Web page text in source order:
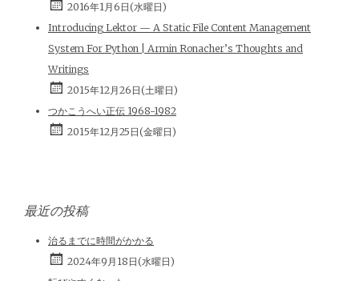
2016年1月6日(水曜日)
Introducing Lektor — A Static File Content Management
System For Python | Armin Ronacher’s Thoughts and
Writings
2015年12月26日(土曜日)
つかこうへい正伝 1968-1982
2015年12月25日(金曜日)
最近の投稿
治るまでに時間がかかる
2024年9月18日(水曜日)